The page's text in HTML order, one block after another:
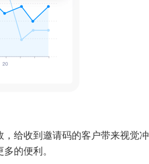
给收到邀请码的客户带来视觉
的便利。